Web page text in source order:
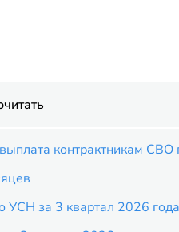
контрактникам СВО
УСН за 3 квартал 2026 года